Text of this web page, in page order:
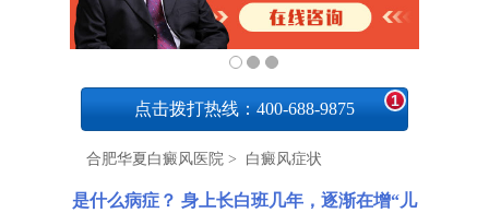
点击拨打热线：400-688-9875 1
合肥华夏白癜风医院 > 白癜风症状
是什么病症？ 身上长白班几年，逐渐在增“儿